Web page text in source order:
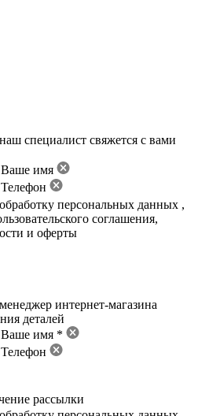
специалист свяжется с вами
Ваше имя
Телефон
персональных данных ,
соглашения,
и оферты
интернет-магазина
деталей
Ваше имя *
Телефон
рассылки